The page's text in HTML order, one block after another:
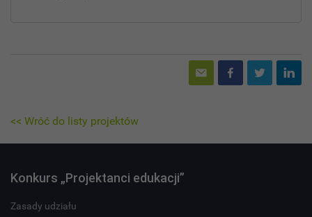
<< Wróć do listy projektów
Konkurs „Projektanci edukacji”
Zasady udziału